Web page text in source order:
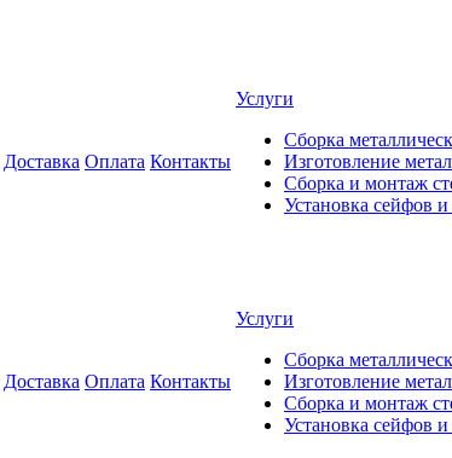
Доставка Оплата Контакты
Услуги
Сборка
Изготовление
Сборка и монтаж
Установка сейфов
Доставка Оплата Контакты
Услуги
Сборка
Изготовление
Сборка и монтаж
Установка сейфов